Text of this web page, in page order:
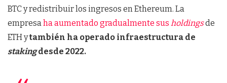
BTC y redistribuir los ingresos en Ethereum. La
empresaha aumentado gradualmente sus holdingsde
ETH ytambién ha operado infraestructura de
stakingdesde 2022.